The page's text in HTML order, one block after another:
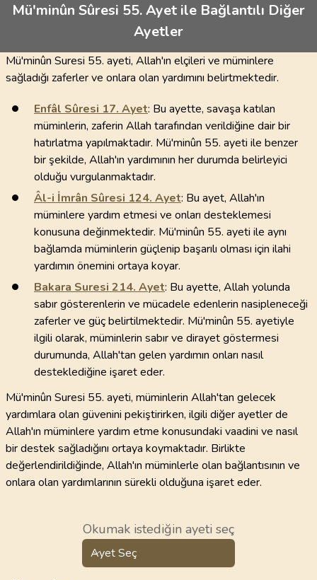
Mü'minûn Sûresi 55. Ayet ile Bağlantılı Diğer
Ayetler
Mü'minûn Suresi 55. ayeti, Allah'ın elçileri ve müminlere
sağladığı zaferler ve onlara olan yardımını belirtmektedir.
Enfâl Sûresi 17. Ayet: Bu ayette, savaşa katılan
müminlerin, zaferin Allah tarafından verildiğine dair bir
hatırlatma yapılmaktadır. Mü'minûn 55. ayeti ile benzer
bir şekilde, Allah'ın yardımının her durumda belirleyici
olduğu vurgulanmaktadır.
Âl-i İmrân Sûresi 124. Ayet: Bu ayet, Allah'ın
müminlere yardım etmesi ve onları desteklemesi
konusuna değinmektedir. Mü'minûn 55. ayeti ile aynı
bağlamda müminlerin güçlenip başarılı olması için ilahi
yardımın önemini ortaya koyar.
Bakara Suresi 214. Ayet: Bu ayette, Allah yolunda
sabır gösterenlerin ve mücadele edenlerin nasipleneceği
zaferler ve güç belirtilmektedir. Mü'minûn 55. ayetiyle
ilgili olarak, müminlerin sabır ve dirayet göstermesi
durumunda, Allah'tan gelen yardımın onları nasıl
desteklediğine işaret eder.
Mü'minûn Suresi 55. ayeti, müminlerin Allah'tan gelecek
yardımlara olan güvenini pekiştirirken, ilgili diğer ayetler de
Allah'ın müminlere yardım etme konusundaki vaadini ve nasıl
bir destek sağladığını ortaya koymaktadır. Birlikte
değerlendirildiğinde, Allah'ın müminlerle olan bağlantısının ve
onlara olan yardımlarının sürekli olduğuna işaret eder.
Okumak istediğin ayeti seç
Ayet Seç